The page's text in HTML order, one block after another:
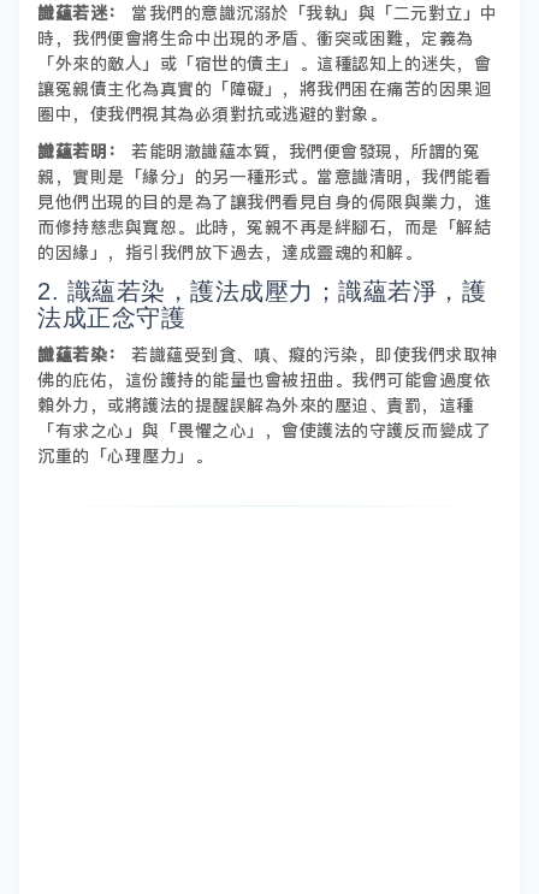
識蘊若迷：
當我們的意識沉溺於「我執」與「二元對立」中
時，我們便會將生命中出現的矛盾、衝突或困難，定義為
「外來的敵人」或「宿世的債主」。這種認知上的迷失，會
讓冤親債主化為真實的「障礙」，將我們困在痛苦的因果迴
圈中，使我們視其為必須對抗或逃避的對象。
識蘊若明：
若能明澈識蘊本質，我們便會發現，所謂的冤
親，實則是「緣分」的另一種形式。當意識清明，我們能看
見他們出現的目的是為了讓我們看見自身的侷限與業力，進
而修持慈悲與寬恕。此時，冤親不再是絆腳石，而是「解結
的因緣」，指引我們放下過去，達成靈魂的和解。
2. 識蘊若染，護法成壓力；識蘊若淨，護
法成正念守護
識蘊若染：
若識蘊受到貪、嗔、癡的污染，即使我們求取神
佛的庇佑，這份護持的能量也會被扭曲。我們可能會過度依
賴外力，或將護法的提醒誤解為外來的壓迫、責罰，這種
「有求之心」與「畏懼之心」，會使護法的守護反而變成了
沉重的「心理壓力」。